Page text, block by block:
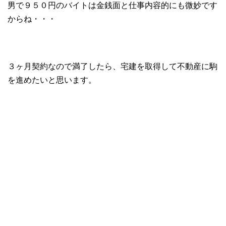
男で９５０円のバイトは金銭面と仕事内容的にも微妙です
からね・・・
３ヶ月契約なので満了したら、宅建を取得して不動産に駒
を進めたいと思います。